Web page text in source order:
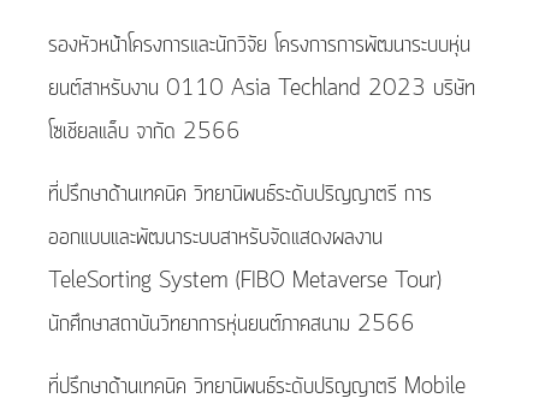
รองหัวหน้าโครงการและนักวิจัย โครงการการพัฒนาระบบหุ่น
ยนต์สาหรับงาน 0110 Asia Techland 2023 บริษัท
โซเชียลแล็บ จากัด 2566
ที่ปรึกษาด้านเทคนิค วิทยานิพนธ์ระดับปริญญาตรี การ
ออกแบบและพัฒนาระบบสาหรับจัดแสดงผลงาน
TeleSorting System (FIBO Metaverse Tour)
นักศึกษาสถาบันวิทยาการหุ่นยนต์ภาคสนาม 2566
ที่ปรึกษาด้านเทคนิค วิทยานิพนธ์ระดับปริญญาตรี Mobile